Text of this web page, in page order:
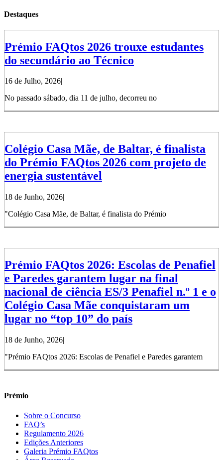
Destaques
Prémio FAQtos 2026 trouxe estudantes
do secundário ao Técnico
16 de Julho, 2026
No passado sábado, dia 11 de julho, decorreu no
Colégio Casa Mãe, de Baltar, é finalista
do Prémio FAQtos 2026 com projeto de
energia sustentável
18 de Junho, 2026|
"Colégio Casa Mãe, de Baltar, é finalista do Prémio
Prémio FAQtos 2026: Escolas de Penafiel
e Paredes garantem lugar na final
nacional de ciência ES/3 Penafiel n.º 1 e o
Colégio Casa Mãe conquistaram um
lugar no “top 10” do país
18 de Junho, 2026|
"Prémio FAQtos 2026: Escolas de Penafiel e Paredes garantem
Prémio
Sobre o Concurso
FAQ’s
Regulamento 2026
Edições Anteriores
Galeria Prémio FAQtos